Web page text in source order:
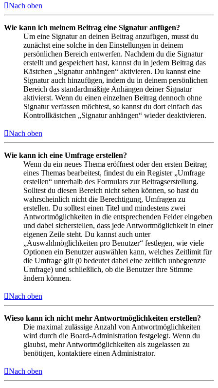
Nach oben
Wie kann ich meinem Beitrag eine Signatur anfügen?
Um eine Signatur an deinen Beitrag anzufügen, musst du
zunächst eine solche in den Einstellungen in deinem
persönlichen Bereich entwerfen. Nachdem du die Signatur
erstellt und gespeichert hast, kannst du in jedem Beitrag das
Kästchen „Signatur anhängen“ aktivieren. Du kannst eine
Signatur auch hinzufügen, indem du in deinem persönlichen
Bereich das standardmäßige Anhängen deiner Signatur
aktivierst. Wenn du einen einzelnen Beitrag dennoch ohne
Signatur verfassen möchtest, so kannst du dort einfach das
Kontrollkästchen „Signatur anhängen“ wieder deaktivieren.
Nach oben
Wie kann ich eine Umfrage erstellen?
Wenn du ein neues Thema eröffnest oder den ersten Beitrag
eines Themas bearbeitest, findest du ein Register „Umfrage
erstellen“ unterhalb des Formulars zur Beitragserstellung.
Solltest du diesen Bereich nicht sehen können, so hast du
wahrscheinlich nicht die Berechtigung, Umfragen zu
erstellen. Du solltest einen Titel und mindestens zwei
Antwortmöglichkeiten in die entsprechenden Felder eingeben
und dabei sicherstellen, dass jede Antwortmöglichkeit in einer
eigenen Zeile steht. Du kannst auch unter
„Auswahlmöglichkeiten pro Benutzer“ festlegen, wie viele
Optionen ein Benutzer auswählen kann, welches Zeitlimit für
die Umfrage gilt (0 bedeutet dabei eine zeitlich unbegrenzte
Umfrage) und schließlich, ob die Benutzer ihre Stimme
ändern können.
Nach oben
Wieso kann ich nicht mehr Antwortmöglichkeiten erstellen?
Die maximal zulässige Anzahl von Antwortmöglichkeiten
wird durch die Board-Administration festgelegt. Wenn du
glaubst, mehr Antwortmöglichkeiten als zugelassen zu
benötigen, kontaktiere einen Administrator.
Nach oben